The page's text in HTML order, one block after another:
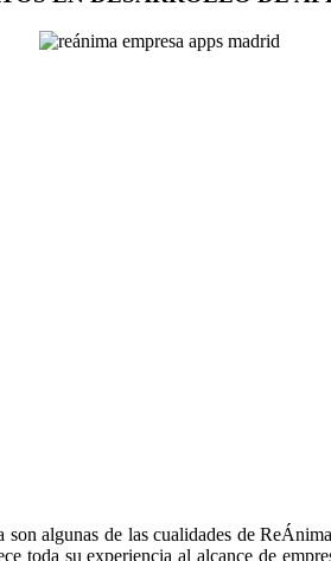
algunas de las cualidades de
toda su experiencia al alcance de